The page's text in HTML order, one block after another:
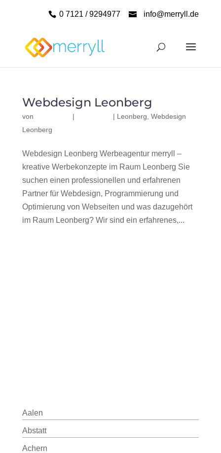
0 7121 / 9294977 info@merryll.de
Webdesign Leonberg
von | | Leonberg Webdesign
Leonberg
Webdesign Leonberg Werbeagentur merryll –
kreative Werbekonzepte im Raum Leonberg Sie
suchen einen professionellen und erfahrenen
Partner für Webdesign, Programmierung und
Optimierung von Webseiten und was dazugehört
im Raum Leonberg? Wir sind ein erfahrenes,...
Aalen
Abstatt
Achern